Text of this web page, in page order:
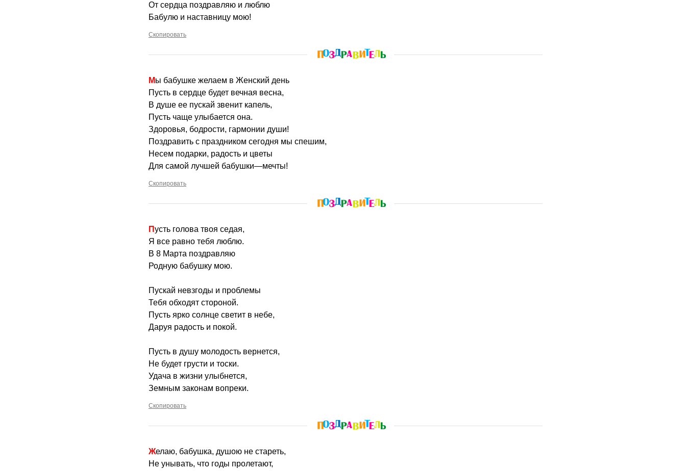
От сердца поздравляю и люблю
Бабулю и наставницу мою!
Скопировать
Мы бабушке желаем в Женский день
Пусть в сердце будет вечная весна,
В душе ее пускай звенит капель,
Пусть чаще улыбается она.
Здоровья, бодрости, гармонии души!
Поздравить с праздником сегодня мы спешим,
Несем подарки, радость и цветы
Для самой лучшей бабушки—мечты!
Скопировать
Пусть голова твоя седая,
Я все равно тебя люблю.
В 8 Марта поздравляю
Родную бабушку мою.
Пускай невзгоды и проблемы
Тебя обходят стороной.
Пусть ярко солнце светит в небе,
Даруя радость и покой.
Пусть в душу молодость вернется,
Не будет грусти и тоски.
Удача в жизни улыбнется,
Земным законам вопреки.
Скопировать
Желаю, бабушка, душою не стареть,
Не унывать, что годы пролетают,